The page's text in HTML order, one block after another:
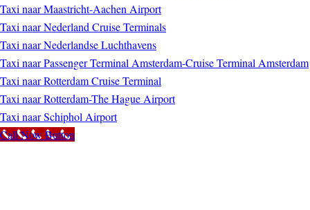
Taxi naar Maastricht-Aachen Airport
Taxi naar Nederland Cruise Terminals
Taxi naar Nederlandse Luchthavens
Taxi naar Passenger Terminal Amsterdam-Cruise Terminal Amsterdam
Taxi naar Rotterdam Cruise Terminal
Taxi naar Rotterdam-The Hague Airport
Taxi naar Schiphol Airport
Call Now Button